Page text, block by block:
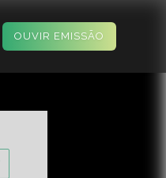
OUVIR EMISSÃO